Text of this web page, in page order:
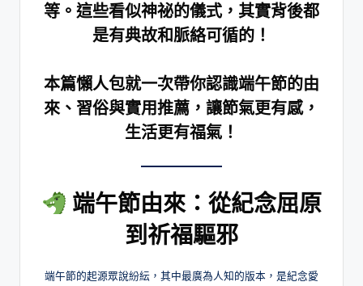
等。這些看似神祕的儀式，其實背後都
是有典故和脈絡可循的！
本篇懶人包就一次帶你認識端午節的由
來、習俗與實用推薦，讓節氣更有感，
生活更有福氣！
端午節由來：從紀念屈原
到祈福驅邪
端午節的起源眾說紛紜，其中最廣為人知的版本，是紀念愛